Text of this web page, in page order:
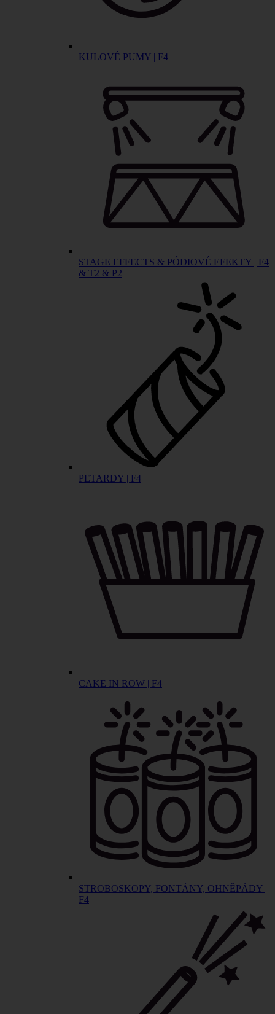
KULOVÉ PUMY | F4
STAGE EFFECTS & PÓDIOVÉ EFEKTY | F4
& T2 & P2
PETARDY | F4
CAKE IN ROW | F4
STROBOSKOPY, FONTÁNY, OHNĚPÁDY |
F4